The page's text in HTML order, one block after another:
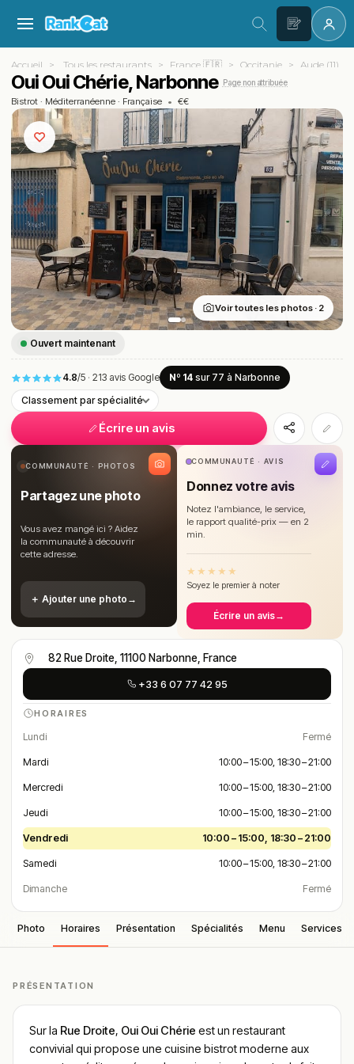
Accueil Tous les restaurants France 🇫🇷 Occitanie Aude (11)
Oui Oui Chérie, Narbonne Page non attribuée
Bistrot · Méditerranéenne · Française • €€
Ouvert maintenant
4.8/5 · 213 avis Google Nº 14 sur 77 à Narbonne
Classement par spécialité
Écrire un avis
Voir toutes les photos · 2
COMMUNAUTÉ · PHOTOS
Partagez une photo
Vous avez mangé ici ? Aidez
la communauté à découvrir
cette adresse.
＋ Ajouter une photo →
COMMUNAUTÉ · AVIS
Donnez votre avis
Notez l'ambiance, le service,
le rapport qualité-prix — en 2
min.
★ ★ ★ ★ ★
Soyez le premier à noter
Écrire un avis→
82 Rue Droite, 11100 Narbonne, France
+33 6 07 77 42 95
HORAIRES
Lundi Fermé
Mardi 10:00 – 15:00, 18:30 – 21:00
Mercredi 10:00 – 15:00, 18:30 – 21:00
Jeudi 10:00 – 15:00, 18:30 – 21:00
Vendredi 10:00 – 15:00, 18:30 – 21:00
Samedi 10:00 – 15:00, 18:30 – 21:00
Dimanche Fermé
Photo Horaires Présentation Spécialités Menu Services
PRÉSENTATION
Sur la Rue Droite, Oui Oui Chérie est un restaurant
convivial qui propose une cuisine bistrot moderne aux